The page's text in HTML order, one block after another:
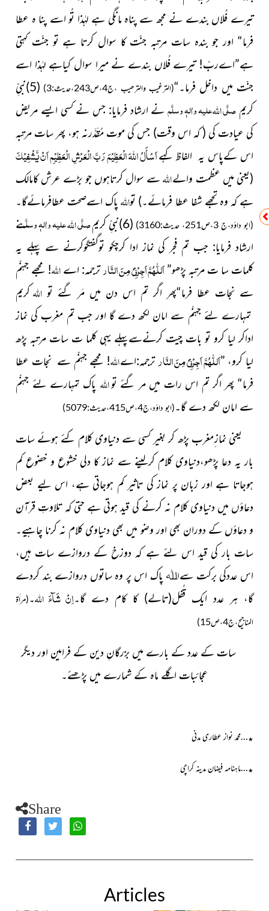
تیرے فُلاں بندے نے مجھ سے پناہ مانگی ہے لہٰذا تُو اسے پنا ہ عطا
فرما“ اور جو بندہ سات مرتبہ جنّت کا سوال کرتا ہے تو جنّت کہتی
ہے”اےربّ! تیرے فُلاں بندے نے میرا سوال کیاہے لہٰذا اسے
جنّت میں داخل فرما۔“(الترغیب والترھیب ،ج4،ص243،حدیث:3)
(5)نبیِّ
کریم صلَّیاللہعلیہ واٰلہٖ وسلَّمنے ارشاد فرمایا: جس نے کسی ایسے مریض
کی عیادت کی ( کہ اس وقت) جس کی موت مُقَدَّرنہ ہو، پھر سات مرتبہ
اس کےپاس یہ الفاظ کہےاَسْأَلُ اﷲَ الْعَظِیْمَ رَبَّ الْعَرْشِ الْعَظِیْمِ اَنْ یَّشْفِیْکَ
(یعنی میں عظمت والےاﷲسے سوال کرتاہوں جو بڑے عرش کامالک
ہے کہ وہ تجھے شفا عطا فرمائے۔) تواللہپاک اسےصحت عطافرمائےگا۔
(ابو داؤد،ج 3،ص251، حدیث:3160) (6)نبیِّ کریم صلَّیاللہعلیہ واٰلہٖ وسلَّمنے
ارشاد فرمایا: جب تم فجر کی نماز ادا کرچکو توگفتگوکرنے سے پہلے یہ
کلمات سا ت مرتبہ پڑھو” اَللّٰہُمَّ اَجِرْنِیْ مِنَ النَّارترجمہ: اےاللہ! مجھے جہنّم
سے نجات عطا فرما“پھر اگر تم اس دن میں مَر گئے تو اللہ کریم
تمہارے لئے جہنّم سے امان لکھ دے گا اور جب تم مغرب کی نماز
اداکر لیا کرو تو بات چیت کرنےسےپہلے یہی کلما ت سات مرتبہ پڑھ
لیا کرو، ”اَللّٰہُمَّ اَجِرْنِیْ مِنَ النَّارترجمہ:اےاللہ! مجھے جہنّم سے نجات عطا
فرما“ پھر اگر تم اس رات میں مر گئے تواللہ پاک تمہارے لئے جہنّم
سے امان لکھ دے گا۔(ابو داؤد،ج4،ص415،حدیث:5079)
یعنی نماز ِمغرب پڑھ کر بغیر کسی سے دنیاوی کلام کئے ہوئے سات
بار یہ دعا پڑھو،دنیاوی کلام کرلینے سے نماز کا دلی خشوع و خضوع کم
ہوجاتا ہے اور زبان پر نماز کی تاثیر کم ہوجاتی ہے، اس لیے بعض
دعاؤں میں دنیاوی کلام نہ کرنے کی قید ہوتی ہے حتی کہ تلاوتِ قرآن
و دعاؤں کے دوران بھی اور وضو میں بھی دنیاوی کلام نہ کرنا چاہیے۔
سات بار کی قید اس لئے ہے کہ دوزخ کے دروازے سات ہیں،
اس عددکی برکت سےاﷲ پاک اس پر وہ ساتوں دروازے بند کردے
گا، ہر عدد ایک قُفل(تالے) کا کام دے گا۔اِنْ شَآءَ اللہ۔(مراٰۃ
المناجیح،ج4،ص15)
سات کے عدد کے بارے میں بزرگانِ دین کے فرامین اور دیگر
عجائبات اگلے ماہ کے شمارے میں پڑھئے۔
٭…محمد نواز عطاری مدنی
٭…ماہنامہ فیضان مدینہ کراچی
Share
Articles